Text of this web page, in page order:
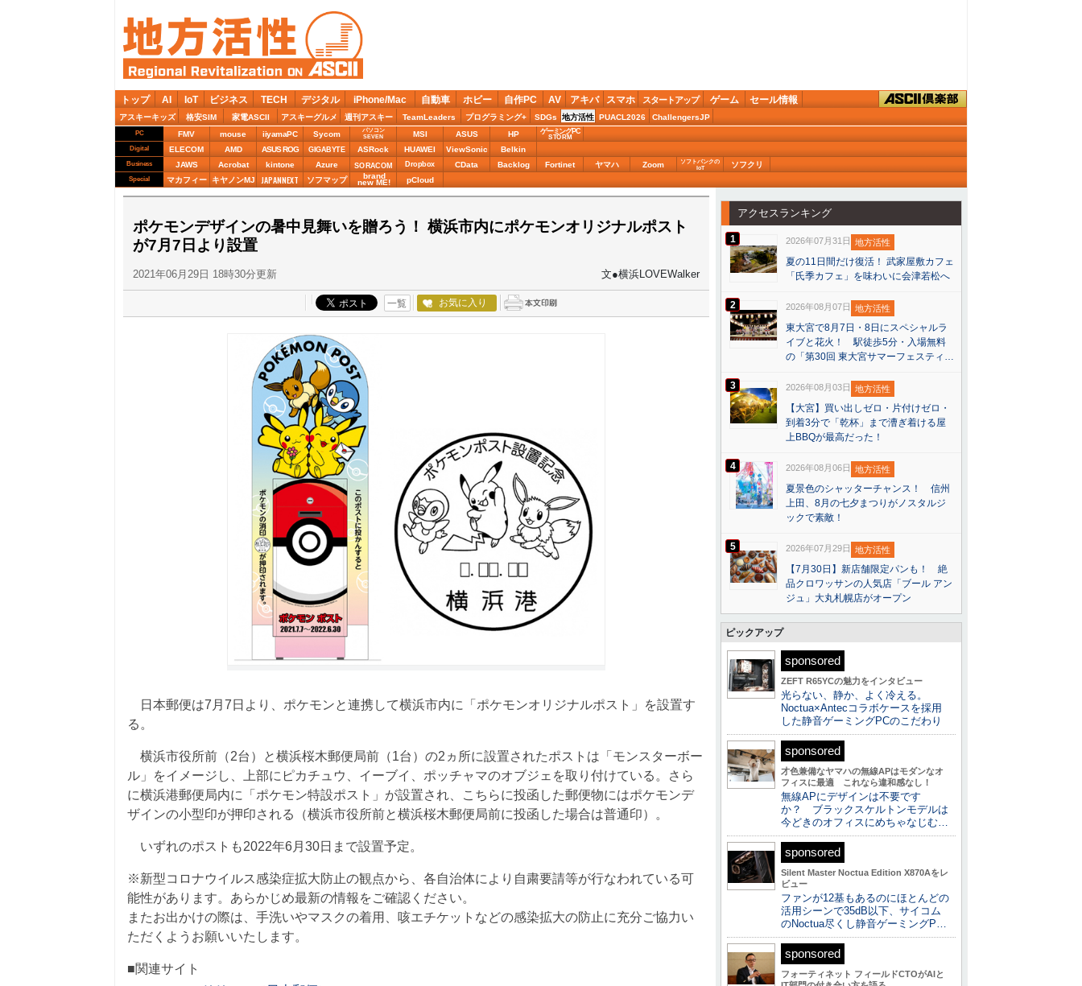
トップ AI IoT ビジネス TECH デジタル iPhone/Mac 自動車 ホビー 自作PC AV アキバ スマホ スタートアップ ゲーム セール情報
アスキーキッズ 格安SIM 家電ASCII アスキーグルメ 週刊アスキー TeamLeaders プログラミング+ SDGs 地方活性 PUACL2026 ChallengersJP
PC FMV mouse iiyamaPC Sycom
パソコン
SEVEN
MSI ASUS HP ゲーミングPC
STORM
Digital ELECOM AMD ASUS ROG GIGABYTE ASRock HUAWEI ViewSonic Belkin
Business JAWS Acrobat kintone Azure SORACOM Dropbox CData Backlog Fortinet ヤマハ Zoom
ソフトバンクの
IoT
ソフクリ
Special マカフィー キヤノンMJ JAPANNEXT ソフマップ brand
new ME! pCloud
ポケモンデザインの暑中見舞いを贈ろう！ 横浜市内にポケモンオリジナルポスト
が7月7日より設置
2021年06月29日 18時30分更新 文●横浜LOVEWalker
一覧 お気に入り
日本郵便は7月7日より、ポケモンと連携して横浜市内に「ポケモンオリジナルポスト」を設置す
る。
横浜市役所前（2台）と横浜桜木郵便局前（1台）の2ヵ所に設置されたポストは「モンスターボー
ル」をイメージし、上部にピカチュウ、イーブイ、ポッチャマのオブジェを取り付けている。さら
に横浜港郵便局内に「ポケモン特設ポスト」が設置され、こちらに投函した郵便物にはポケモンデ
ザインの小型印が押印される（横浜市役所前と横浜桜木郵便局前に投函した場合は普通印）。
いずれのポストも2022年6月30日まで設置予定。
※新型コロナウイルス感染症拡大防止の観点から、各自治体により自粛要請等が行なわれている可
能性があります。あらかじめ最新の情報をご確認ください。
またお出かけの際は、手洗いやマスクの着用、咳エチケットなどの感染拡大の防止に充分ご協力い
ただくようお願いいたします。
■関連サイト
アクセスランキング
1 2026年07月31日 地方活性
夏の11日間だけ復活！ 武家屋敷カフェ
「氏季カフェ」を味わいに会津若松へ
2 2026年08月07日 地方活性
東大宮で8月7日・8日にスペシャルラ
イブと花火！ 駅徒歩5分・入場無料
の「第30回 東大宮サマーフェスティ…
3 2026年08月03日 地方活性
【大宮】買い出しゼロ・片付けゼロ・
到着3分で「乾杯」まで漕ぎ着ける屋
上BBQが最高だった！
4 2026年08月06日 地方活性
夏景色のシャッターチャンス！ 信州
上田、8月の七夕まつりがノスタルジ
ックで素敵！
5 2026年07月29日 地方活性
【7月30日】新店舗限定パンも！ 絶
品クロワッサンの人気店「ブール アン
ジュ」大丸札幌店がオープン
ピックアップ
sponsored
ZEFT R65YCの魅力をインタビュー
光らない、静か、よく冷える。
Noctua×Antecコラボケースを採用
した静音ゲーミングPCのこだわり
sponsored
才色兼備なヤマハの無線APはモダンなオ
フィスに最適 これなら違和感なし！
無線APにデザインは不要です
か？ ブラックスケルトンモデルは
今どきのオフィスにめちゃなじむ…
sponsored
Silent Master Noctua Edition X870Aをレ
ビュー
ファンが12基もあるのにほとんどの
活用シーンで35dB以下、サイコム
のNoctua尽くし静音ゲーミングP…
sponsored
フォーティネット フィールドCTOがAIと